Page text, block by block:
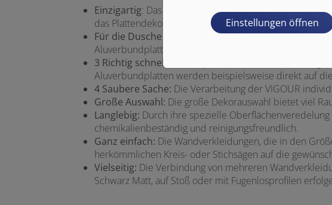
Einzigartig: Das gibt es nur bei uns: Eine Kante der
das Plattendekor um die Abschlusskante herum.
Für die Dusche und darüber hinaus:Die VIGOUR
Aluverbundplatten.
3 Richtig schnell:
Diese Systemplatten sind bestens
Aluverbundplatten werden beispielsweise direkt auf
4 Saubere Sache: Die Verarbeitung der VIGOUR
Große Auswahl: Die große Dekorauswahl bietet viel
Langlebig: Durch ihre spezielle
chemikalienbeständig und reinigungsfreundlich.
Ganz einfach: Die Wandverkleidungen, die in den
herkömmlichen Kreis- oder Stichsägen auf die
Vielseitig: Die Verbindung von mehreren
Schwarz Matt, auf Stoß oder mit Fugenlosprofilen
Einstellungen öffnen